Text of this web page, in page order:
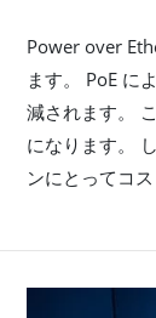
Power over
ます。 PoE に
減されます。
になります。
ンにとってコ